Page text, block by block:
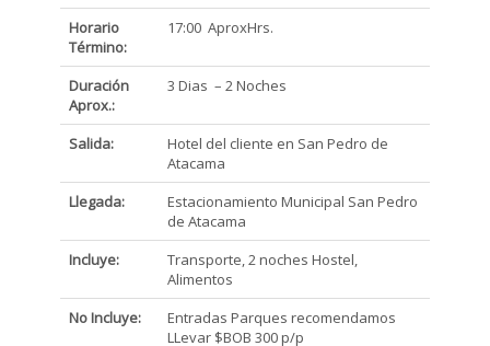
Horario
Término:
17:00 AproxHrs.
Duración
Aprox.:
3 Dias – 2 Noches
Salida:
Hotel del cliente en San Pedro de
Atacama
Llegada:
Estacionamiento Municipal San Pedro
de Atacama
Incluye:
Transporte, 2 noches Hostel,
Alimentos
No Incluye:
Entradas Parques recomendamos
LLevar $BOB 300 p/p